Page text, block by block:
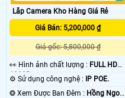
Lắp Camera Kho Hàng Giá Rẻ
Giá Bán: 5,200,000 ₫
Giá gốc: 5,800,000 ₫
️👀 Hình ảnh chất lượng : FULL HD
1080P .
⚙ Sử dụng công nghệ :
IP POE.
❂ Xem Được Ban Đêm : Hồng Ngoại